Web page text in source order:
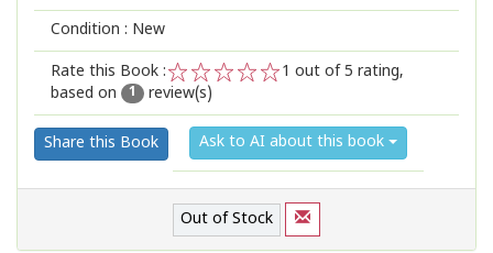
Condition : New
Rate this Book :
2
1
1 out of 5 rating,
based on
1 review(s)
Share this Book Ask to AI about this book
Out of Stock